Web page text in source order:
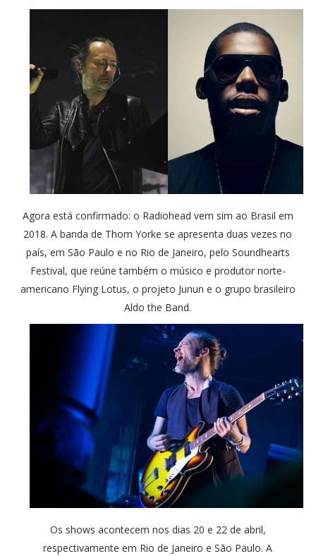
Agora está confirmado: o Radiohead vem sim ao Brasil em
2018. A banda de Thom Yorke se apresenta duas vezes no
país, em São Paulo e no Rio de Janeiro, pelo Soundhearts
Festival, que reúne também o músico e produtor norte-
americano Flying Lotus, o projeto Junun e o grupo brasileiro
Aldo the Band.
Os shows acontecem nos dias 20 e 22 de abril,
respectivamente em Rio de Janeiro e São Paulo. A